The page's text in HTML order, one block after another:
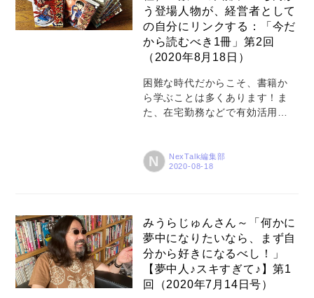
孤独を感じず、むしろ明日への
活力が湧いてきます」という川
村さんに、こけしと暮らす楽し
さや、好きなものを見つけるコ
ツについてお話していただきま
した。 Profile 1979年神奈川県
生まれ。2008年、白鳥久美子さ
んと共にお笑いコンビ・たんぽ
ぽを結成。主な...
う登場人物が、経営者として
の自分にリンクする：「今だ
から読むべき1冊」第2回
（2020年8月18日）
困難な時代だからこそ、書籍か
ら学ぶことは多くあります！ま
た、在宅勤務などで有効活用で
す。第2回の推薦者は、1998年の
長野五輪のスピードスケート金
ん。「今だから読むべき1冊」と
して『キングダム』（32巻）を
紹介してもらいました。紀元前3
世紀の古代中国を舞台に、中華
統一を目指す第三十一代目秦国
王・政（せい・後の始皇帝）
N NexTalk編集部
みうらじゅんさん～「何かに
夢中になりたいなら、まず自
分から好きになるべし！」
【夢中人♪スキすぎて♪】第1
回（2020年7月14日号）